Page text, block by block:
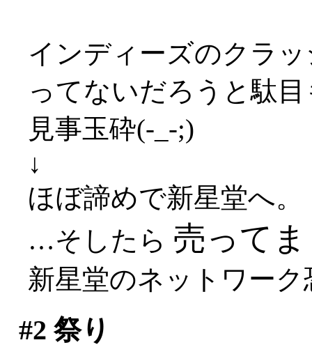
インディーズのクラ
ってないだろうと駄
見事玉砕(-_-;)
↓
ほぼ諦めで新星堂へ。
…そしたら 売って
新星堂のネットワー
#2 祭り